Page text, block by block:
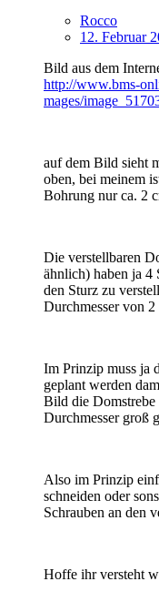
Rocco
12. Februar
Bild aus dem
http://www.bms-
mages/
auf dem Bild sieht
oben, bei meinem
Bohrung nur ca. 2
Die verstellbaren
ähnlich) haben ja 4
den Sturz zu
Durchmesser von
Im Prinzip muss ja
geplant werden
Bild die Domstrebe
Durchmesser groß
Also im Prinzip
schneiden oder
Schrauben an den
Hoffe ihr versteht